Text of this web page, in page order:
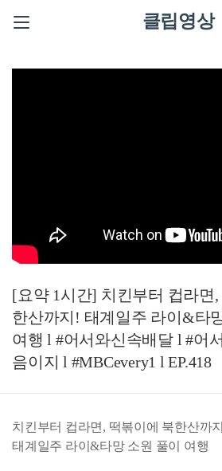
클립영상
[요약 1시간] 치킨부터 컵라면
한산까지! 태계일주 라이&타
여행 l #어서와신속배달 l #어
음이지 l #MBCevery1 l EP.418
치킨부터 컵라면, 떡볶이에 북한산까
태계일주 라이&타망 소원 풀이 여행